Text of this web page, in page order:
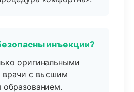
инъекции?
оригинальными
врачи с высшим